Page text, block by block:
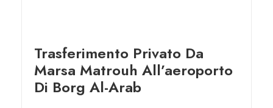
Trasferimento Privato Da
Marsa Matrouh All’aeroporto
Di Borg Al-Arab